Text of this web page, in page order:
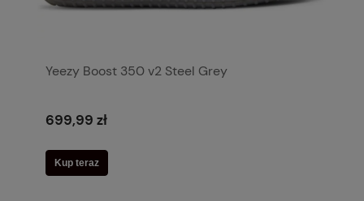
Yeezy Boost 350 v2 Steel Grey
699,99 zł
Kup teraz